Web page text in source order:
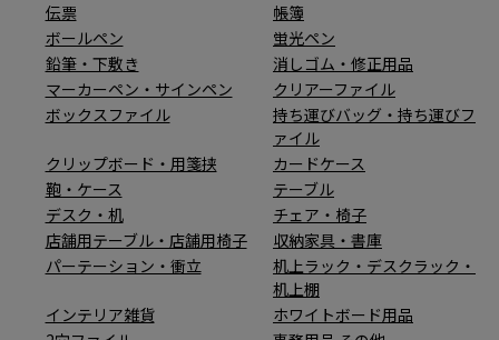
伝票
帳簿
ボールペン
蛍光ペン
鉛筆・下敷き
消しゴム・修正用品
マーカーペン・サインペン
クリアーファイル
ボックスファイル
持ち運びバッグ・持ち運びフ
ァイル
クリップボード・用箋挟
カードケース
鞄・ケース
テーブル
デスク・机
チェア・椅子
店舗用テーブル・店舗用椅子
収納家具・書庫
パーテーション・衝立
机上ラック・デスクラック・
机上棚
インテリア雑貨
ホワイトボード用品